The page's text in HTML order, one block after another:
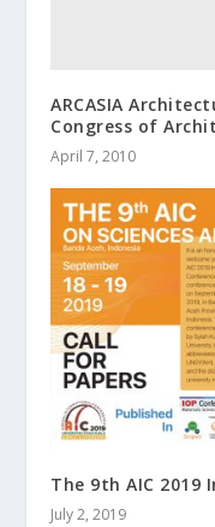
ARCASIA
Congress of
April 7, 2010
The 9th AIC
July 2, 2019